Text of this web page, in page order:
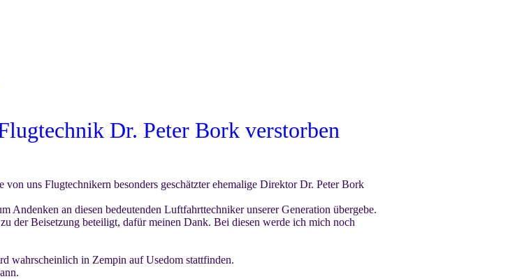
Dr. Peter Bork verstorben
uns Flugtechnikern besonders geschätzter ehemalige Direktor Dr. Peter Bork
Andenken an diesen bedeutenden Luftfahrttechniker unserer Generation übergebe.
der Beisetzung beteiligt, dafür meinen Dank. Bei diesen werde ich mich noch
wahrscheinlich in Zempin auf Usedom stattfinden.